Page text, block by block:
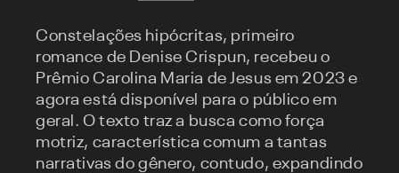
2ª
edição
quantidade
Constelações hipócritas, primeiro
romance de Denise Crispun, recebeu o
Prêmio Carolina Maria de Jesus em 2023 e
agora está disponível para o público em
geral. O texto traz a busca como força
motriz, característica comum a tantas
narrativas do gênero, contudo, expandindo